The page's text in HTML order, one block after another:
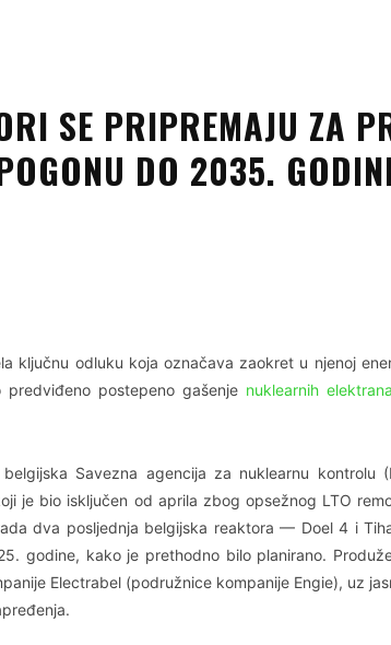
SE PRIPREMAJU ZA
DO 2035.
ključnu odluku koja označava zaokret u njenoj
postepeno gašenje nuklearnih elektrana
Savezna agencija za nuklearnu kontrolu
je bio isključen od aprila zbog opsežnog LTO
dva posljednja belgijska reaktora — Doel 4 i
godine, kako je prethodno bilo planirano.
Electrabel (podružnice kompanije Engie), uz